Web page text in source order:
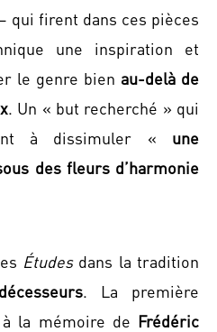
qui firent dans ces pièces
une inspiration et
le genre bien au-delà de
. Un « but recherché » qui
à dissimuler « une
des fleurs d’harmonie
Étudesdans la tradition
. La première
la mémoire de Frédéric